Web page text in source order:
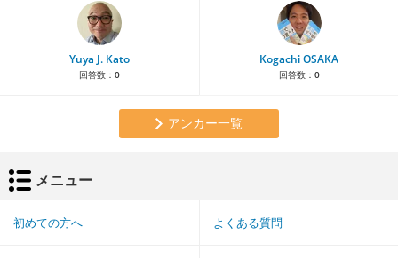
Yuya J. Kato
回答数： 0
Kogachi OSAKA
回答数： 0
アンカー一覧
メニュー
初めての方へ よくある質問